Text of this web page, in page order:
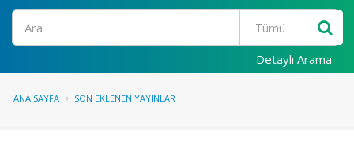
Ara
Detaylı Arama
ANA SAYFA SON EKLENEN YAYINLAR